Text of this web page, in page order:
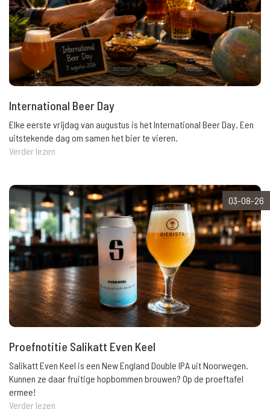
International Beer Day
Elke eerste vrijdag van augustus is het International Beer Day. Een
uitstekende dag om samen het bier te vieren.
Verder lezen
03-08-26
Proefnotitie Salikatt Even Keel
Salikatt Even Keel is een New England Double IPA uit Noorwegen.
Kunnen ze daar fruitige hopbommen brouwen? Op de proeftafel
ermee!
Verder lezen